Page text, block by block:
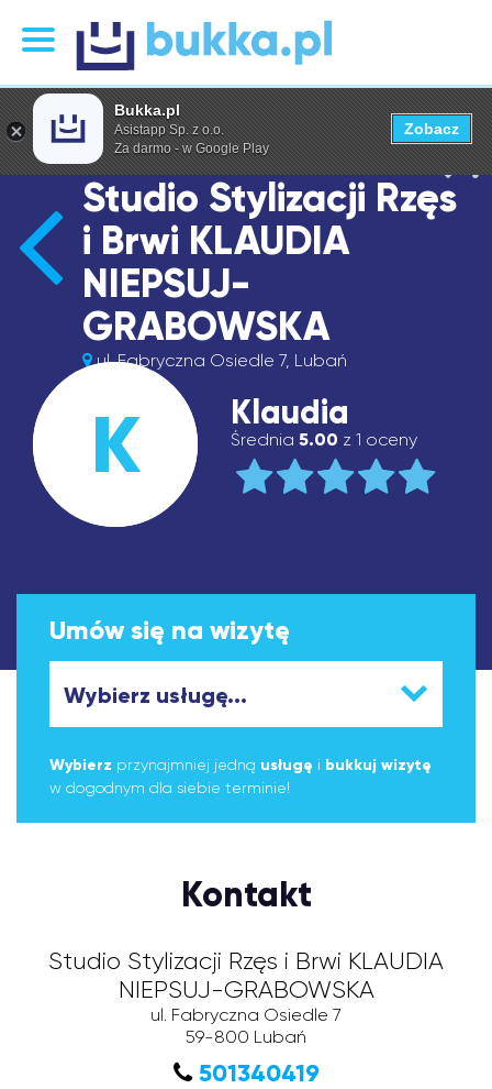
Studio Stylizacji Rzęs
i Brwi KLAUDIA
NIEPSUJ-
GRABOWSKA
ul. Fabryczna Osiedle 7, Lubań
K Klaudia
Średnia 5.00 z 1 oceny
Umów się na wizytę
Wybierz przynajmniej jedną usługę i bukkuj wizytę
w dogodnym dla siebie terminie!
Kontakt
Studio Stylizacji Rzęs i Brwi KLAUDIA
NIEPSUJ-GRABOWSKA
ul. Fabryczna Osiedle 7
59-800 Lubań
501340419
Bukka.pl
Asistapp Sp. z o.o.
Za darmo - w Google Play
Zobacz